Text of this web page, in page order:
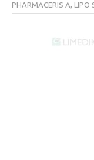
PHARMACERIS A,